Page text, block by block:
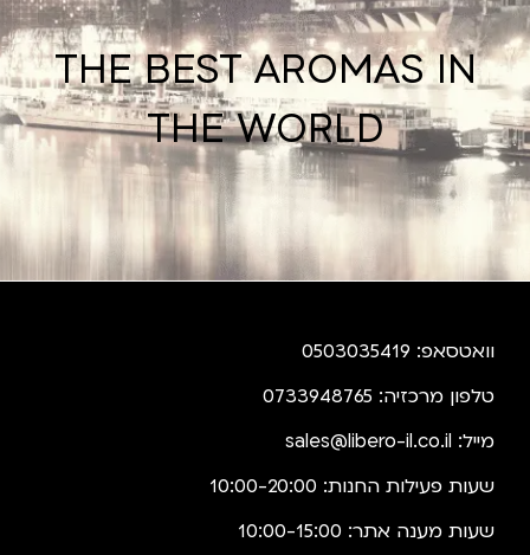
THE BEST AROMAS IN
THE WORLD
וואטסאפ: 0503035419
טלפון מרכזיה: 0733948765
מייל: sales@libero-il.co.il
שעות פעילות החנות: 10:00-20:00
שעות מענה אתר: 10:00-15:00